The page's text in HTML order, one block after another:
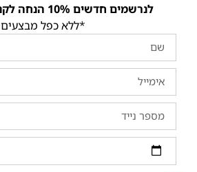
לנרשמים חדשים 10% הנחה לקנייה הראשונה!
*ללא כפל מבצעים